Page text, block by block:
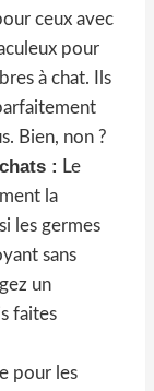
ceux avec
pour
à chat. Ils
Bien, non ?
: Le
la
les germes
sans
un
faites
pour les